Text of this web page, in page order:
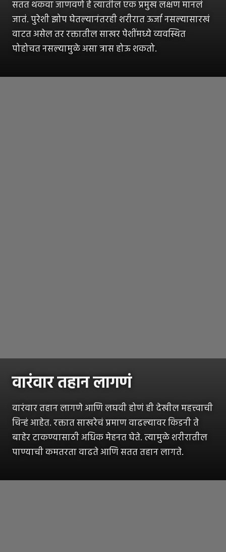
सतत थकवा जाणवणे हे त्यातील एक प्रमुख लक्षण मानलं
जातं. पुरेशी झोप घेतल्यानंतरही शरीरात ऊर्जा नसल्यासारखं
वाटत असेल तर रक्तातील साखर पेशींमध्ये व्यवस्थित
पोहोचत नसल्यामुळे असा त्रास होऊ शकतो.
वारंवार तहान लागणं
वारंवार तहान लागणे आणि लघवी होणं ही देखील महत्त्वाची
चिन्हं आहेत. रक्तात साखरेचं प्रमाण वाढल्यावर किडनी ते
बाहेर टाकण्यासाठी अधिक मेहनत घेते. त्यामुळे शरीरातील
पाण्याची कमतरता वाढते आणि सतत तहान लागते.